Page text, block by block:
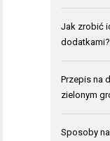
Jak zrobić
dodatkami?
Przepis na
zielonym
Sposoby